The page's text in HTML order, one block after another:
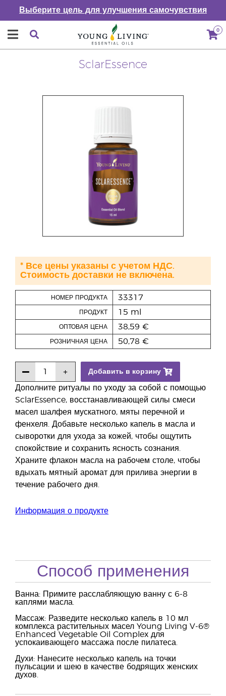
Выберите цель для улучшения самочувствия
0
SclarEssence
Дополните ритуалы по уходу за собой с помощью
SclarEssence, восстанавливающей силы смеси
масел шалфея мускатного, мяты перечной и
фенхеля. Добавьте несколько капель в масла и
сыворотки для ухода за кожей, чтобы ощутить
спокойствие и сохранить ясность сознания.
Храните флакон масла на рабочем столе, чтобы
вдыхать мятный аромат для прилива энергии в
течение рабочего дня.
Информация о продукте
НОМЕР ПРОДУКТА 33317
ПРОДУКТ 15 ml
ОПТОВАЯ ЦЕНА 38,59 €
РОЗНИЧНАЯ ЦЕНА 50,78 €
Добавить в корзину
* Все цены указаны с учетом НДС.
Стоимость доставки не включена.
Способ применения
Ванна: Примите расслабляющую ванну с 6-8
каплями масла.
Массаж: Разведите несколько капель в 10 мл
комплекса растительных масел Young Living V-6®
Enhanced Vegetable Oil Complex для
успокаивающего массажа после пилатеса.
Духи: Нанесите несколько капель на точки
пульсации и шею в качестве бодрящих женских
духов.